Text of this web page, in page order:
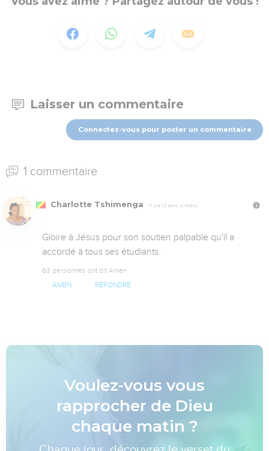
Laisser un commentaire
Connectez-vous pour poster un commentaire
1 commentaire
Charlotte Tshimenga Il y a 12 ans, 4 mois
Gloire à Jésus pour son soutien palpable qu'il a
accordé à tous ses étudiants.
63 personnes ont dit Amen
AMEN RÉPONDRE
Voulez-vous vous
rapprocher de Dieu
chaque matin ?